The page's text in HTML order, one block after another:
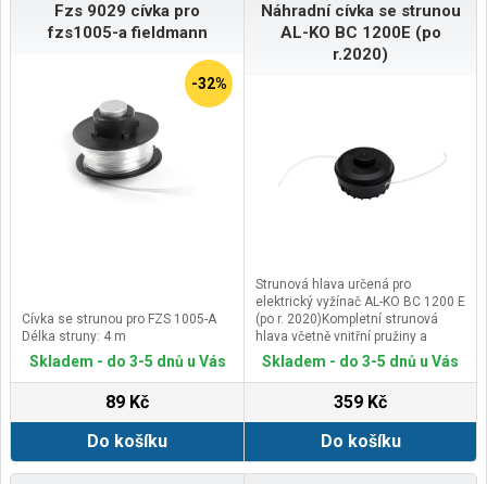
Fzs 9029 cívka pro
fzs1005-a fieldmann
-32%
Cívka se strunou pro FZS 1005-A
Délka struny: 4 m
Skladem - do 3-5 dnů u Vás
89 Kč
Do košíku
Náhradní cívka se strunou
AL-KO BC 1200E (po
r.2020)
Strunová hlava určená pro
elektrický vyžínač AL-KO BC 1200 E
(po r. 2020)Kompletní strunová
hlava včetně vnitřní pružiny a
navinuté struny.Struna 2 x 5m,
průměr 2,5mmPrůměr hlavy
105mmPřed objednávkou prosím
zkontrolujte průměr původní cívky
osazené na Vašem stroji.
Skladem - do 3-5 dnů u Vás
359 Kč
Do košíku